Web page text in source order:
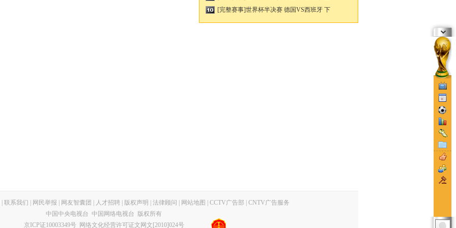
[完整赛事]世界杯半决赛 德国VS西班牙 下
联系我们 网民举报 网友智囊团 人才招聘 版权声明 法律顾问 网站地图 CCTV广告部
CNTV广告服务
中国中央电视台 中国网络电视台 版权所有
京ICP证10003349号
网络文化经营许可证文网文[2010]024号